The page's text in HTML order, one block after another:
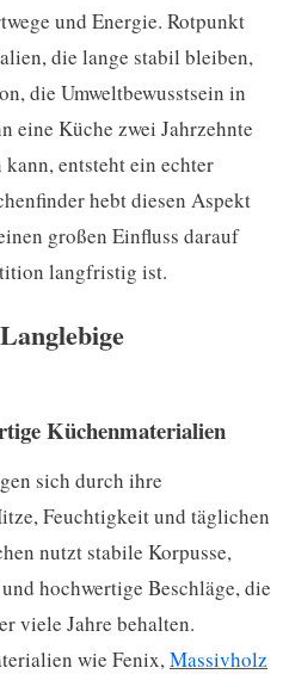
und Energie. Rotpunkt
die lange stabil bleiben,
die Umweltbewusstsein in
eine Küche zwei Jahrzehnte
entsteht ein echter
hebt diesen Aspekt
großen Einfluss darauf
langfristig ist.
Küchenmaterialien
sich durch ihre
Feuchtigkeit und täglichen
nutzt stabile Korpusse,
hochwertige Beschläge, die
viele Jahre behalten.
wie Fenix, Massivholz